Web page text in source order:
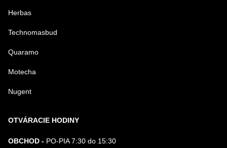
Herbas
Technomasbud
Quaramo
Motecha
Nugent
OTVÁRACIE HODINY
OBCHOD - PO-PIA 7:30 do 15:30